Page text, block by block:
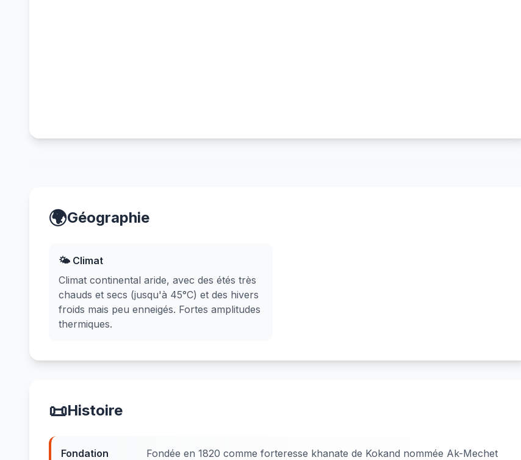
🌍Géographie
🌤️ Climat
Climat continental aride, avec des étés très
chauds et secs (jusqu'à 45°C) et des hivers
froids mais peu enneigés. Fortes amplitudes
thermiques.
📜Histoire
Fondation
Fondée en 1820 comme forteresse khanate de Kokand nommée Ak-Mechet